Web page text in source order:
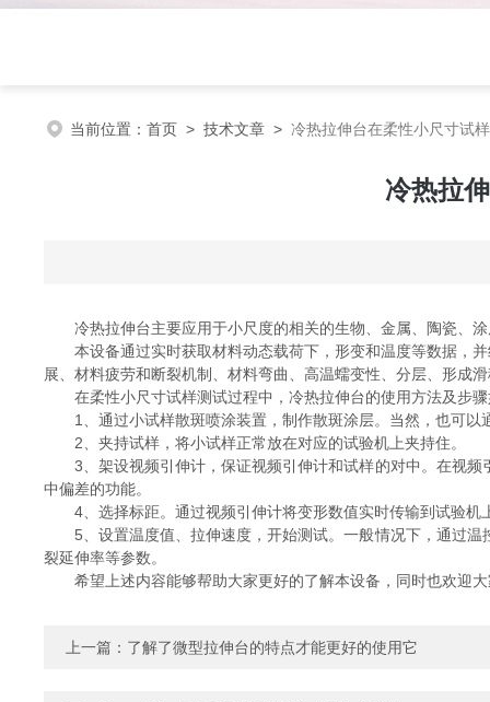
当前位置： 首页 > 技术文章 > 冷热拉伸台在柔性小尺寸试
冷热拉
冷热拉伸台主要应用于小尺度的相关的生物、金属、陶瓷、
本设备通过实时获取材料动态载荷下，形变和温度等数据，并
展、材料疲劳和断裂机制、材料弯曲、高温蠕变性、分层、形成
在柔性小尺寸试样测试过程中，冷热拉伸台的使用方法及步骤
1、通过小试样散斑喷涂装置，制作散斑涂层。当然，也可以
2、夹持试样，将小试样正常放在对应的试验机上夹持住。
3、架设视频引伸计，保证视频引伸计和试样的对中。在视频
中偏差的功能。
4、选择标距。通过视频引伸计将变形数值实时传输到试验机
5、设置温度值、拉伸速度，开始测试。一般情况下，通过温
裂延伸率等参数。
希望上述内容能够帮助大家更好的了解本设备，同时也欢迎大
上一篇： 了解了微型拉伸台的特点才能更好的使用它